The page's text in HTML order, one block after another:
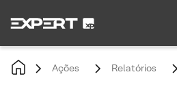
Ações Relatórios